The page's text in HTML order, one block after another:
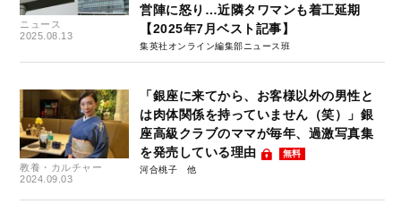
ニュース
2025.08.13
営陣に怒り…近隣タワマンも着工延期
【2025年7月ベスト記事】
集英社オンライン編集部ニュース班
教養・カルチャー
2024.09.03
「銀座に来てから、お客様以外の男性と
は肉体関係を持っていません（笑）」銀
座高級クラブのママが毎年、過激写真集
を発売している理由
無料
河合桃子